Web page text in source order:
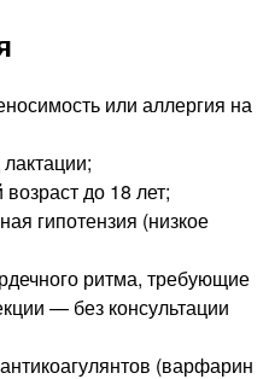
или аллергия на
до 18 лет;
гипотензия (низкое
ритма, требующие
— без консультации
(варфарин